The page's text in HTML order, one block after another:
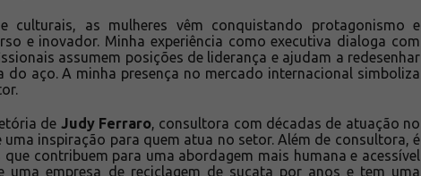
culturais, as mulheres vêm conquistando protagonismo e
e inovador. Minha experiência como executiva dialoga com
assumem posições de liderança e ajudam a redesenhar
aço. A minha presença no mercado internacional simboliza
de Judy Ferraro, consultora com décadas de atuação no
uma inspiração para quem atua no setor. Além de consultora, é
contribuem para uma abordagem mais humana e acessível
empresa de reciclagem de sucata por anos e tem uma